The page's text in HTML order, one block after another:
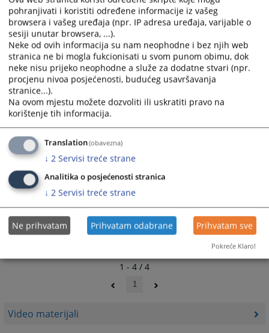
Video materijali
calendar
and
select
a
date.
Press
the
question
mark
to
get
the
keyboard
shortcuts
changing
dates.
calendar
and
select
a
date.
Press
the
mark
get
the
keyboard
shortcuts
changing
dates.
03.09.2021.
Informativni video o sudskoj nagodbi
03.09.2021.
Baza sudskih odluka
1 - 4 / 4
1
pohranjivati i koristiti određene informacije iz vašeg
browsera i vašeg uređaja (npr. IP adresa uređaja, varijable o
sesiji unutar browsera, ...).
Neke od ovih informacija su nam neophodne i bez njih web
stranica ne bi mogla fukcionisati u svom punom obimu, dok
neke nisu prijeko neophodne a služe za dodatne stvari (npr.
procjenu nivoa posjećenosti, budućeg usavršavanja
stranice...).
Na ovom mjestu možete dozvoliti ili uskratiti pravo na
korištenje tih informacija.
Translation(obavezna)
↓ 2 Servisi treće strane
Analitika o posjećenosti stranica
↓ 2 Servisi treće strane
Ne prihvatam Prihvatam odabrane Prihvatam sve
Pokreće Klaro!